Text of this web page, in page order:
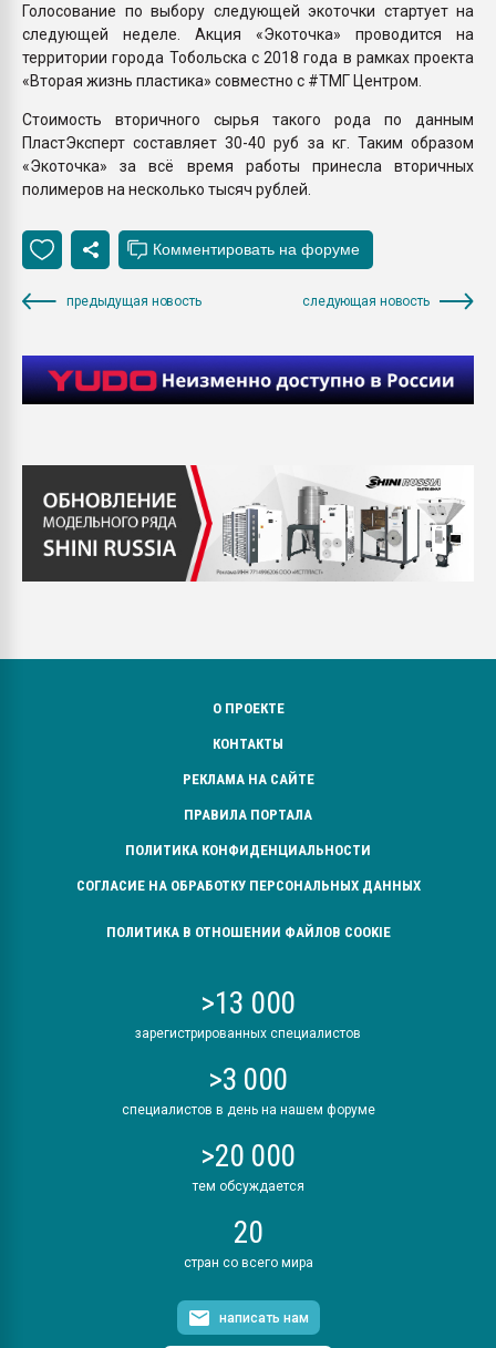
Голосование по выбору следующей экоточки стартует на
следующей неделе. Акция «Экоточка» проводится на
территории города Тобольска с 2018 года в рамках проекта
«Вторая жизнь пластика» совместно с #ТМГ Центром.
Стоимость вторичного сырья такого рода по данным
ПластЭксперт составляет 30-40 руб за кг. Таким образом
«Экоточка» за всё время работы принесла вторичных
полимеров на несколько тысяч рублей.
предыдущая новость следующая новость
О ПРОЕКТЕ
КОНТАКТЫ
РЕКЛАМА НА САЙТЕ
ПРАВИЛА ПОРТАЛА
ПОЛИТИКА КОНФИДЕНЦИАЛЬНОСТИ
СОГЛАСИЕ НА ОБРАБОТКУ ПЕРСОНАЛЬНЫХ ДАННЫХ
ПОЛИТИКА В ОТНОШЕНИИ ФАЙЛОВ COOKIE
>13 000
зарегистрированных специалистов
>3 000
специалистов в день на нашем форуме
>20 000
тем обсуждается
20
стран со всего мира
написать нам